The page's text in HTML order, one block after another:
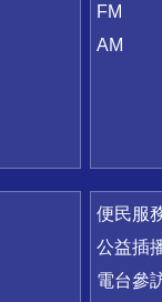
FM
AM
便民服
公益插
電台參